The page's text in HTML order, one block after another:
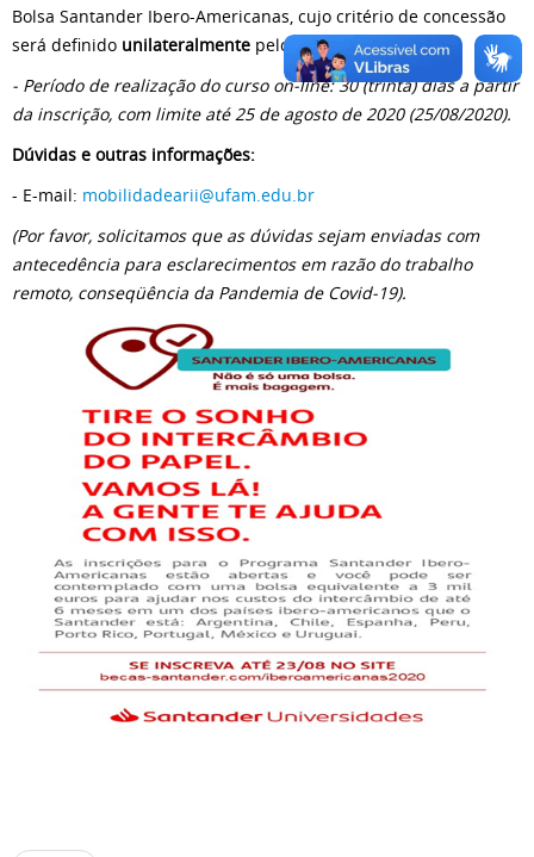
Bolsa Santander Ibero-Americanas, cujo critério de concessão
será definido unilateralmente pelo SANTANDER;
- Período de realização do curso on-line: 30 (trinta) dias a partir
da inscrição, com limite até 25 de agosto de 2020 (25/08/2020).
Dúvidas e outras informações:
- E-mail: mobilidadearii@ufam.edu.br
(Por favor, solicitamos que as dúvidas sejam enviadas com
antecedência para esclarecimentos em razão do trabalho
remoto, conseqüência da Pandemia de Covid-19).